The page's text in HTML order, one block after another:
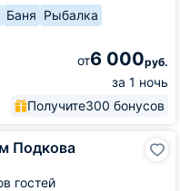
Баня Рыбалка
от6 000руб.
за 1 ночь
Получите300 бонусов
Подкова
гостей